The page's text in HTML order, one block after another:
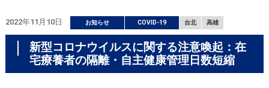
2022年11月10日 お知らせ COVID-19 台北 高雄
新型コロナウイルスに関する注意喚起：在
宅療養者の隔離・自主健康管理日数短縮